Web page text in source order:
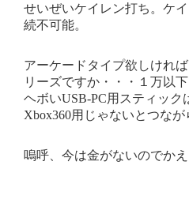
せいぜいケイレン打ち。ケ
続不可能。
アーケードタイプ欲しけれ
リーズですか・・・１万以下
ヘボいUSB-PC用スティック
Xbox360用じゃないとつなが
嗚呼、今は金がないのでかえ